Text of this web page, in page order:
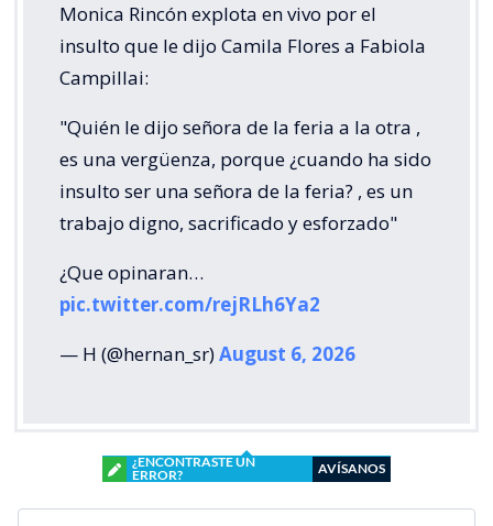
Monica Rincón explota en vivo por el
insulto que le dijo Camila Flores a Fabiola
Campillai:
"Quién le dijo señora de la feria a la otra ,
es una vergüenza, porque ¿cuando ha sido
insulto ser una señora de la feria? , es un
trabajo digno, sacrificado y esforzado"
¿Que opinaran…
pic.twitter.com/rejRLh6Ya2
— H (@hernan_sr)August 6, 2026
¿ENCONTRASTE UN
ERROR?
AVÍSANOS